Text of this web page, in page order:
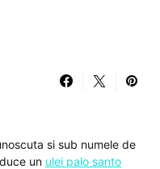
si sub numele de
un ulei palo santo